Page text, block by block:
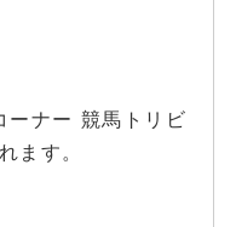
ーナー 競馬トリビ
ます。